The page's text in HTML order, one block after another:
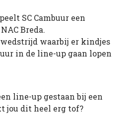
SC Cambuur een
Breda.
waarbij er kindjes
in de line-up gaan lopen
line-up gestaan bij een
jou dit heel erg tof?